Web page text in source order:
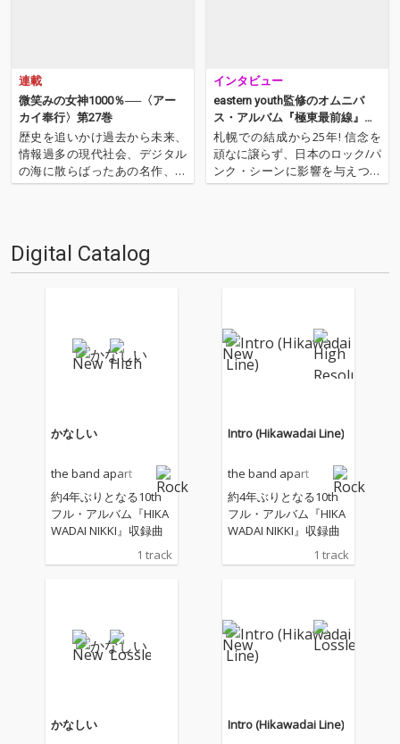
連載
微笑みの女神1000％──〈アー
カイ奉行〉第27巻
歴史を追いかけ過去から未来、
情報過多の現代社会、デジタル
の海に散らばったあの名作、こ
の名作たちをひとつにまとめる
は…'''1.過去作の最新リマスター
音源 2.これまで未配信…
インタビュー
eastern youth監修のオムニバ
ス・アルバム『極東最前線』の
第三弾! インタビュー
札幌での結成から25年! 信念を
頑なに譲らず、日本のロック/パ
ンク・シーンに影響を与えつづ
けたeastern youthが、ジャン
ムニバス・ア…
Digital Catalog
かなしい
the band apart
約4年ぶりとなる10th
フル・アルバム『HIKA
WADAI NIKKI』収録曲
1 track
Intro (Hikawadai Line)
the band apart
約4年ぶりとなる10th
フル・アルバム『HIKA
WADAI NIKKI』収録曲
1 track
かなしい Intro (Hikawadai Line)